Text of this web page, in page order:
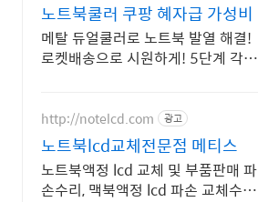
노트북쿨러 쿠팡 혜자급 가성비
메탈 듀얼쿨러로 노트북 발열 해결!
로켓배송으로 시원하게! 5단계 각도
http://notelcd.com 광고
노트북lcd교체전문점 메티스
노트북액정 lcd 교체 및 부품판매 파
손수리, 맥북액정 lcd 파손 교체수리